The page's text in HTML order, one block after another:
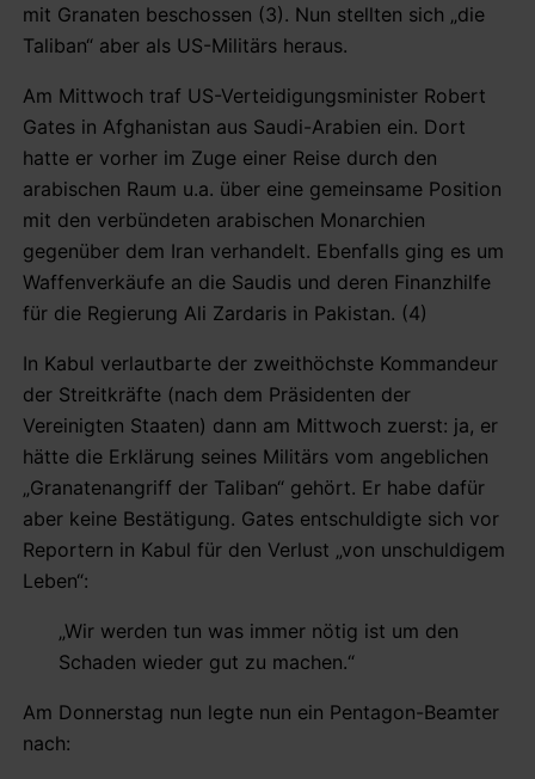
mit Granaten beschossen (3). Nun stellten sich „die
Taliban“ aber als US-Militärs heraus.
Am Mittwoch traf US-Verteidigungsminister Robert
Gates in Afghanistan aus Saudi-Arabien ein. Dort
hatte er vorher im Zuge einer Reise durch den
arabischen Raum u.a. über eine gemeinsame Position
mit den verbündeten arabischen Monarchien
gegenüber dem Iran verhandelt. Ebenfalls ging es um
Waffenverkäufe an die Saudis und deren Finanzhilfe
für die Regierung Ali Zardaris in Pakistan. (4)
In Kabul verlautbarte der zweithöchste Kommandeur
der Streitkräfte (nach dem Präsidenten der
Vereinigten Staaten) dann am Mittwoch zuerst: ja, er
hätte die Erklärung seines Militärs vom angeblichen
„Granatenangriff der Taliban“ gehört. Er habe dafür
aber keine Bestätigung. Gates entschuldigte sich vor
Reportern in Kabul für den Verlust „von unschuldigem
Leben“:
„Wir werden tun was immer nötig ist um den
Schaden wieder gut zu machen.“
Am Donnerstag nun legte nun ein Pentagon-Beamter
nach: